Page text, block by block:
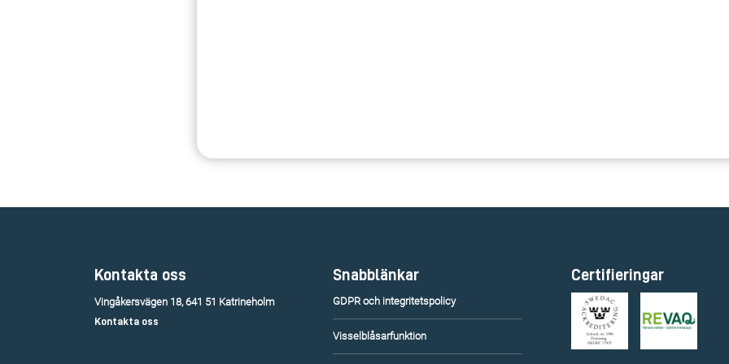
Kontakta oss
Vingåkersvägen 18, 641 51 Katrineholm
Kontakta oss
Snabblänkar
GDPR och integritetspolicy
Visselblåsarfunktion
Certifieringar